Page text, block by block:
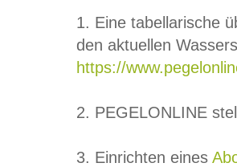
1. Eine tabellarische
den aktuellen
https://
2. PEGELONLINE
3. Einrichten eines